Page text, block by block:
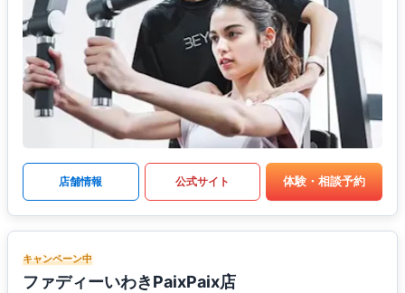
店舗情報 公式サイト 体験・相談予約
キャンペーン中
ファディーいわきPaixPaix店